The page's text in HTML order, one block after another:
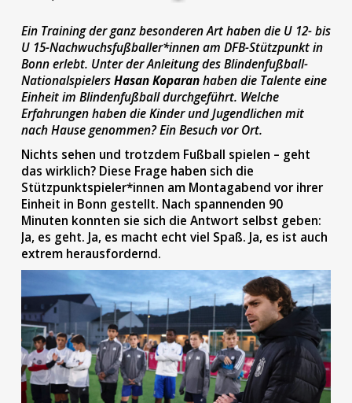
Ein Training der ganz besonderen Art haben die U 12- bis
U 15-Nachwuchsfußballer*innen am DFB-Stützpunkt in
Bonn erlebt. Unter der Anleitung des Blindenfußball-
NationalspielersHasan Koparanhaben die Talente eine
Einheit im Blindenfußball durchgeführt. Welche
Erfahrungen haben die Kinder und Jugendlichen mit
nach Hause genommen? Ein Besuch vor Ort.
Nichts sehen und trotzdem Fußball spielen – geht
das wirklich? Diese Frage haben sich die
Stützpunktspieler*innen am Montagabend vor ihrer
Einheit in Bonn gestellt. Nach spannenden 90
Minuten konnten sie sich die Antwort selbst geben:
Ja, es geht. Ja, es macht echt viel Spaß. Ja, es ist auch
extrem herausfordernd.